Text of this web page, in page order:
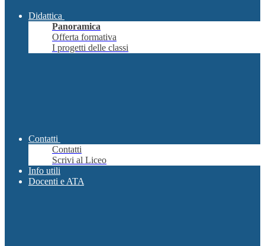
Didattica
Panoramica
Offerta formativa
I progetti delle classi
Contatti
Contatti
Scrivi al Liceo
Info utili
Docenti e ATA